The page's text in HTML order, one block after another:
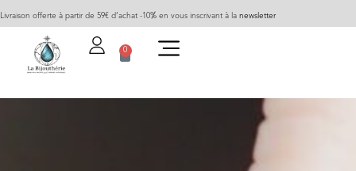
Livraison offerte à partir de 59€ d’achat -10% en vous inscrivant à la newsletter
0